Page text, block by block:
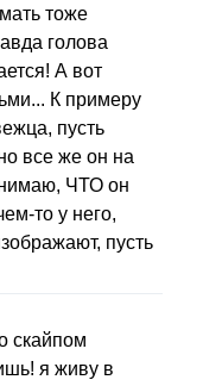
тоже
голова
А вот
К примеру
пусть
все же он на
ЧТО он
то у него,
пусть
скайпом
я живу в